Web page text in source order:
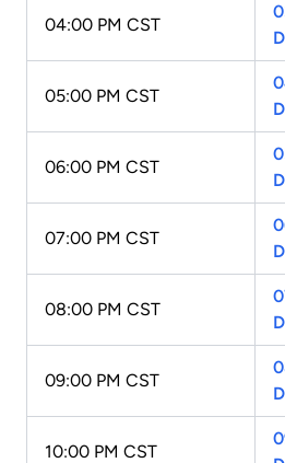
04:00 PM CST
05:00 PM CST
06:00 PM CST
07:00 PM CST
08:00 PM CST
09:00 PM CST
10:00 PM CST